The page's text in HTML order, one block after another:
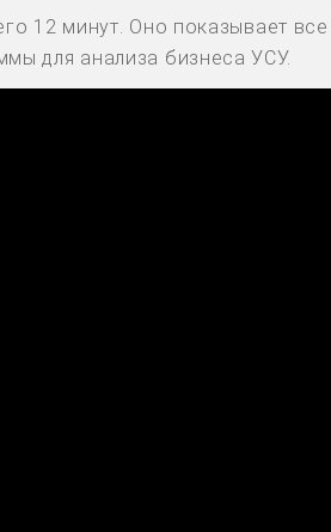
12 минут. Оно показывает все
для анализа бизнеса УСУ.